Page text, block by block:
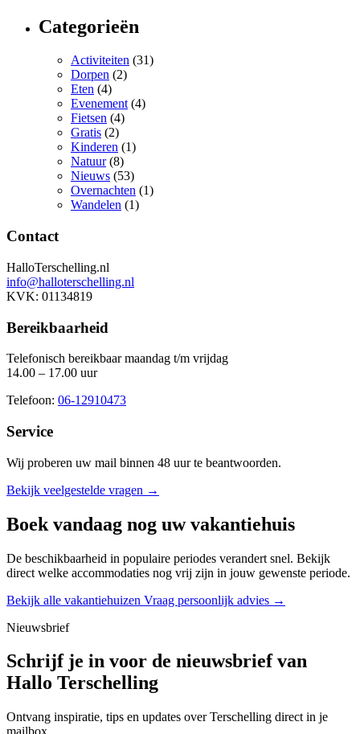
Categorieën
Activiteiten (31)
Dorpen (2)
Eten (4)
Evenement(4)
Fietsen (4)
Gratis (2)
Kinderen (1)
Natuur(8)
Nieuws (53)
Overnachten (1)
Wandelen (1)
Contact
HalloTerschelling.nl
info@halloterschelling.nl
KVK: 01134819
Bereikbaarheid
Telefonisch bereikbaar maandag t/m vrijdag
14.00 – 17.00 uur
Telefoon: 06-12910473
Service
Wij proberen uw mail binnen 48 uurte beantwoorden.
Bekijk veelgestelde vragen →
Boek vandaag nog uw vakantiehuis
De beschikbaarheid in populaire periodes verandert snel. Bekijk
direct welke accommodaties nog vrij zijn in jouw gewenste periode.
Bekijk alle vakantiehuizen Vraag persoonlijk advies →
Nieuwsbrief
Schrijf je in voor de nieuwsbrief van
Hallo Terschelling
Ontvang inspiratie, tips en updates over Terschelling direct in je